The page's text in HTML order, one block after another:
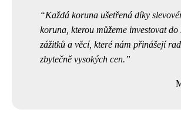
Každá koruna ušetřená díky
koruna, kterou můžeme investovat do
zážitků a věcí, které nám přinášejí
zbytečně vysokých cen.